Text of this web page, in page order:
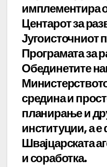
имплементира
Центарот за
Југоисточниот
Програмата за
Обединетите
средина и
планирање и
институции, а
Швајцарската
и соработка.